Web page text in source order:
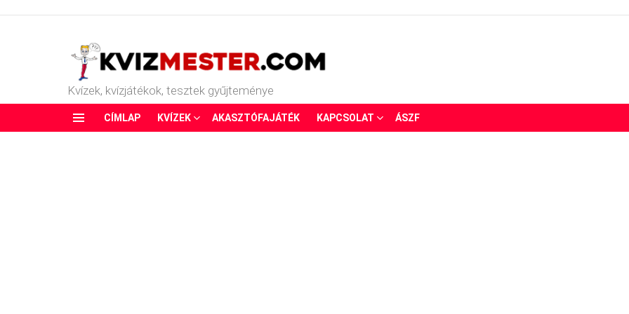
Kvízek, kvízjátékok, tesztek gyűjteménye
CÍMLAP KVÍZEK AKASZTÓFAJÁTÉK KAPCSOLAT ÁSZF